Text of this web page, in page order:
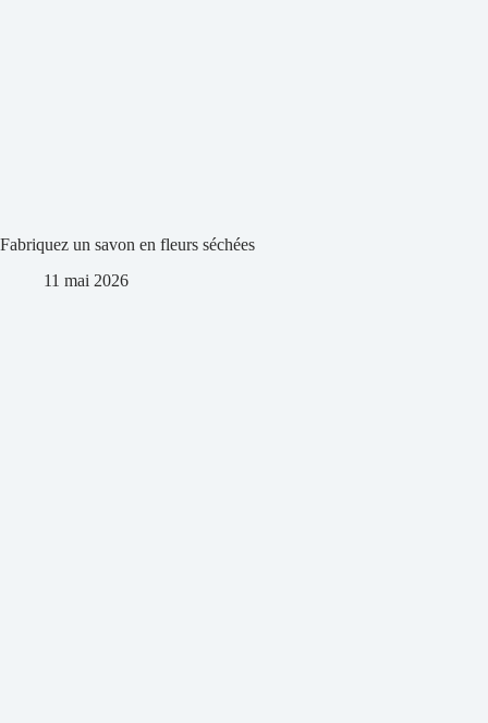
Fabriquez un savon en fleurs séchées
11 mai 2026